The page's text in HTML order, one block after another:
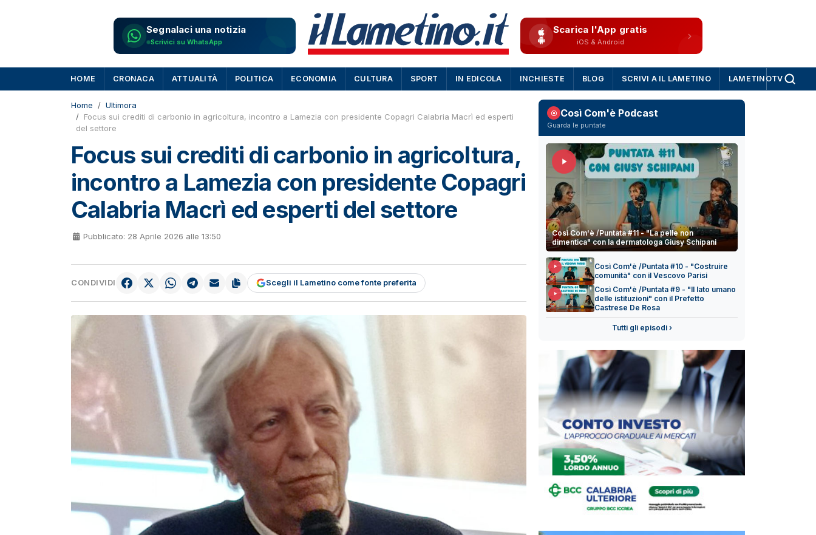
Segnalaci una notizia
Scrivici su WhatsApp
Scarica l'App gratis
iOS & Android
HOME CRONACA ATTUALITÀ POLITICA ECONOMIA CULTURA SPORT IN EDICOLA INCHIESTE BLOG SCRIVI A IL LAMETINO LAMETINOTV
Home
Ultimora
Focus sui crediti di carbonio in agricoltura, incontro a Lamezia con presidente Copagri Calabria Macrì ed esperti
del settore
Focus sui crediti di carbonio in agricoltura,
incontro a Lamezia con presidente Copagri
Calabria Macrì ed esperti del settore
Pubblicato: 28 Aprile 2026 alle 13:50
CONDIVIDI Scegli il Lametino come fonte preferita
Così Com'è Podcast
Guarda le puntate
Così Com'è /Puntata #11 - "La pelle non
dimentica" con la dermatologa Giusy Schipani
Così Com'è /Puntata #10 - "Costruire
comunità" con il Vescovo Parisi
Così Com'è /Puntata #9 - "Il lato umano
delle istituzioni" con il Prefetto
Castrese De Rosa
Tutti gli episodi ›